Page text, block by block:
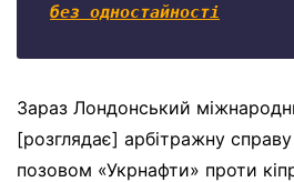
без одностайності
Зараз Лондонський
[розглядає] арбітражну
позовом «Укрнафти» проти